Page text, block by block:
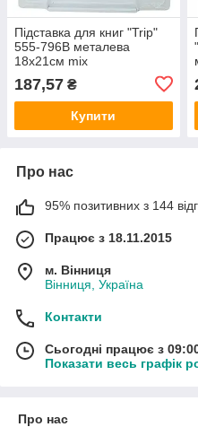
Підставка для книг "Trip"
555-796B металева
18х21см mix
187,57 ₴
Купити
Про нас
95% позитивних з 144
Працює з 18.11.2015
м. Вінниця
Вінниця, Україна
Контакти
Сьогодні працює з
Показати весь графік
Про нас